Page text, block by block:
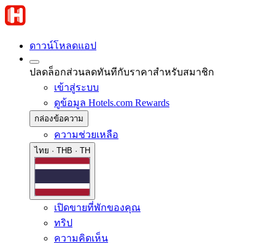
ดาวน์โหลดแอป
ปลดล็อกส่วนลดทันทีกับราคาสำหรับสมาชิก
เข้าสู่ระบบ
ดูข้อมูล Hotels.com Rewards
กล่องข้อความ
ความช่วยเหลือ
ไทย · THB · TH
เปิดขายที่พักของคุณ
ทริป
ความคิดเห็น